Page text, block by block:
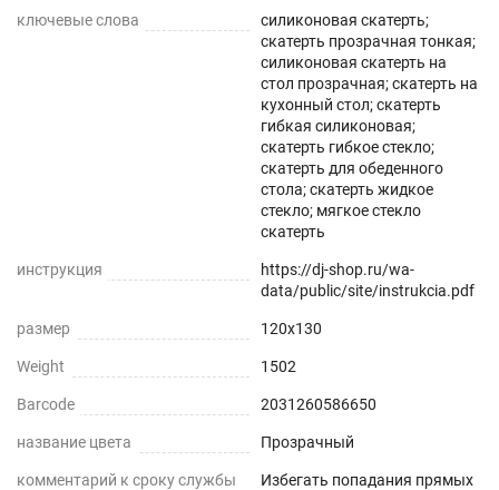
Не скрывает натуральный цвет вашего стола
Приглушает звон столовых приборов.
Безопасно
Для людей и животных
Гипоаллергенно
Не желтеет со временем
При использовании в помещении
ключевые слова
силиконовая скатерть;
скатерть прозрачная тонкая;
силиконовая скатерть на
стол прозрачная; скатерть на
кухонный стол; скатерть
гибкая силиконовая;
скатерть гибкое стекло;
скатерть для обеденного
стола; скатерть жидкое
стекло; мягкое стекло
скатерть
инструкция
https://dj-shop.ru/wa-
data/public/site/instrukcia.pdf
размер 120x130
Weight 1502
Barcode 2031260586650
название цвета Прозрачный
комментарий к сроку службы
Избегать попадания прямых